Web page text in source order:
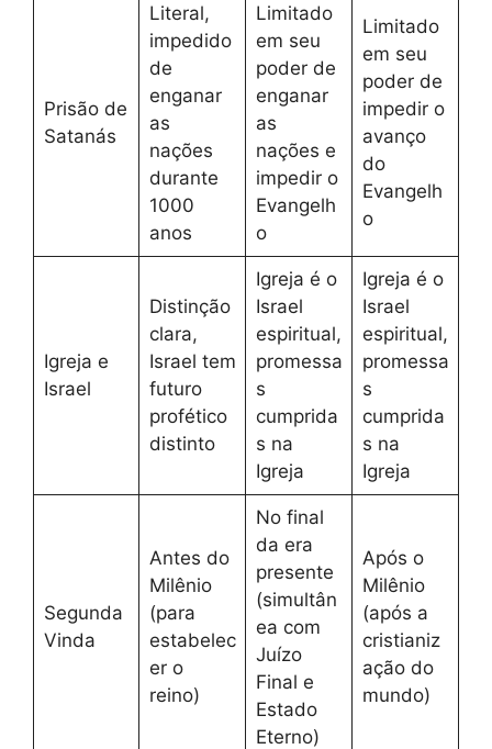
Prisão de
Satanás
Literal,
impedido
de
enganar
as
nações
durante
1000
anos
Limitado
em seu
poder de
enganar
as
nações e
impedir o
Evangelh
o
Limitado
em seu
poder de
impedir o
avanço
do
Evangelh
o
Igreja e
Israel
Distinção
clara,
Israel tem
futuro
profético
distinto
Igreja é o
Israel
espiritual,
promessa
s
cumprida
s na
Igreja
Igreja é o
Israel
espiritual,
promessa
s
cumprida
s na
Igreja
Segunda
Vinda
Antes do
Milênio
(para
estabelec
er o
reino)
No final
da era
presente
(simultân
ea com
Juízo
Final e
Estado
Eterno)
Após o
Milênio
(após a
cristianiz
ação do
mundo)